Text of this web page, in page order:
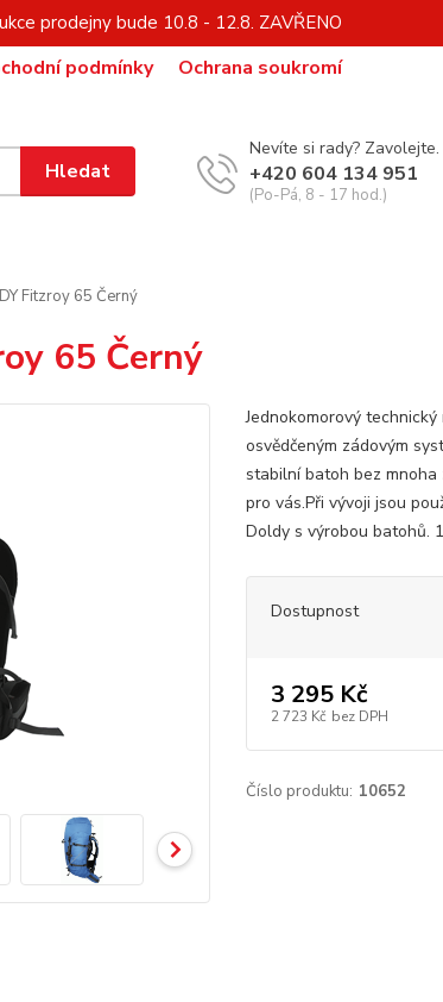
prodejny bude 10.8 - 12.8. ZAVŘENO
podmínky Ochrana soukromí
Hledat
Nevíte si rady? Zavolejte.
+420 604 134 951
(Po-Pá, 8 - 17 hod.)
Fitzroy 65 Černý
65 Černý
Jednokomorový
osvědčeným zádovým
stabilní batoh bez
pro vás.Při vývoji jsou
Doldy s výrobou batohů.
Dostupnost
3 295 Kč
2 723 Kč bez DPH
Číslo produktu: 10652